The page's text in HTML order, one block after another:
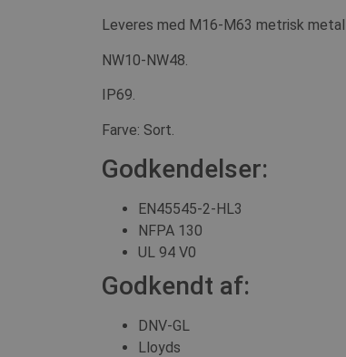
Leveres med M16-M63 metrisk metal
NW10-NW48.
IP69.
Farve: Sort.
Godkendelser:
EN45545-2-HL3
NFPA 130
UL 94 V0
Godkendt af:
DNV-GL
Lloyds